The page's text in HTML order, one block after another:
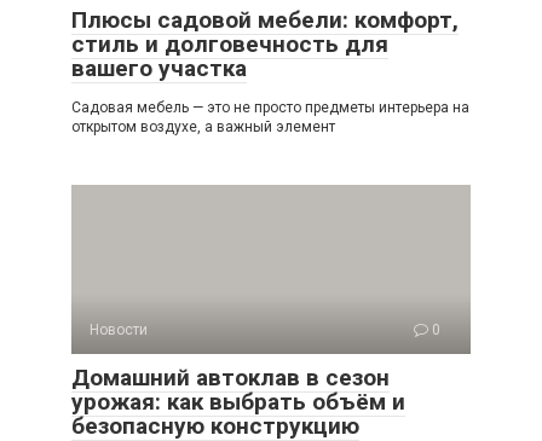
Плюсы садовой мебели: комфорт,
стиль и долговечность для
вашего участка
Садовая мебель — это не просто предметы интерьера на
открытом воздухе, а важный элемент
Новости 0
Домашний автоклав в сезон
урожая: как выбрать объём и
безопасную конструкцию